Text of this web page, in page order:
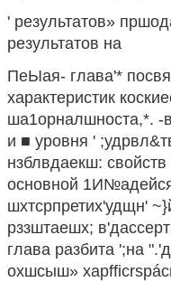
' результатов»
результатов на
ПеЫая- глава'*
характеристик
ша1орналшноста,*. -
и ■ уровня '
нзблвдаекш:
основной
шхтсрпретих'удщн'
рззштаешх;
глава разбита ';на
охшсыш»